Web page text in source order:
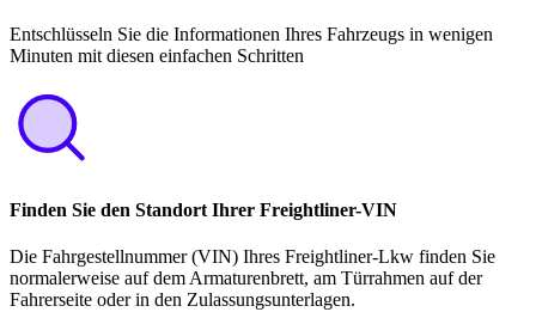
Entschlüsseln Sie die Informationen Ihres Fahrzeugs in wenigen
Minuten mit diesen einfachen Schritten
Finden Sie den Standort Ihrer Freightliner-VIN
Die Fahrgestellnummer (VIN) Ihres Freightliner-Lkw finden Sie
normalerweise auf dem Armaturenbrett, am Türrahmen auf der
Fahrerseite oder in den Zulassungsunterlagen.